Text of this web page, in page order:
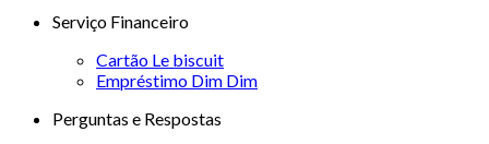
Serviço Financeiro
Cartão Le biscuit
Empréstimo Dim Dim
Perguntas e Respostas